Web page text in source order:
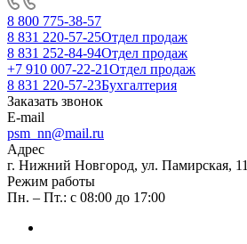
8 800 775-38-57
8 831 220-57-25Отдел продаж
8 831 252-84-94Отдел продаж
+7 910 007-22-21Отдел продаж
8 831 220-57-23Бухгалтерия
Заказать звонок
E-mail
psm_nn@mail.ru
Адрес
г. Нижний Новгород, ул. Памирская, 11
Режим работы
Пн. – Пт.: с 08:00 до 17:00